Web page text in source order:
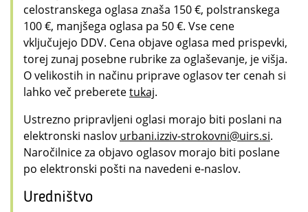
celostranskega oglasa znaša 150 €, polstranskega
100 €, manjšega oglasa pa 50 €. Vse cene
vključujejo DDV. Cena objave oglasa med prispevki,
torej zunaj posebne rubrike za oglaševanje, je višja.
O velikostih in načinu priprave oglasov ter cenah si
lahko več preberetetukaj.
Ustrezno pripravljeni oglasi morajo biti poslani na
elektronski naslov urbani.izziv-strokovni@uirs.si.
Naročilnice za objavo oglasov morajo biti poslane
po elektronski pošti na navedeni e-naslov.
Uredništvo